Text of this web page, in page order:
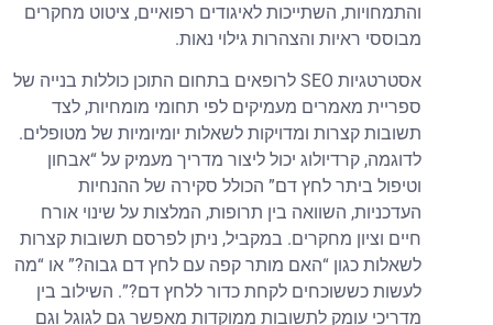
והתמחויות, השתייכות לאיגודים רפואיים, ציטוט מחקרים
מבוססי ראיות והצהרות גילוי נאות.
אסטרטגיות SEO לרופאים בתחום התוכן כוללות בנייה של
ספריית מאמרים מעמיקים לפי תחומי מומחיות, לצד
תשובות קצרות ומדויקות לשאלות יומיומיות של מטופלים.
לדוגמה, קרדיולוג יכול ליצור מדריך מעמיק על “אבחון
וטיפול ביתר לחץ דם” הכולל סקירה של ההנחיות
העדכניות, השוואה בין תרופות, המלצות על שינוי אורח
חיים וציון מחקרים. במקביל, ניתן לפרסם תשובות קצרות
לשאלות כגון “האם מותר קפה עם לחץ דם גבוה?” או “מה
לעשות כששוכחים לקחת כדור ללחץ דם?”. השילוב בין
מדריכי עומק לתשובות ממוקדות מאפשר גם לגוגל וגם